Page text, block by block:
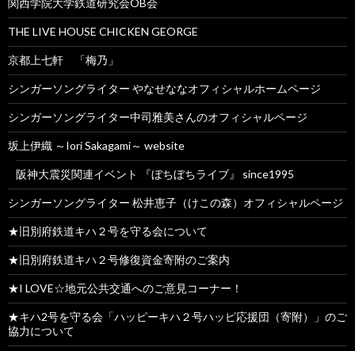
関西学院大学鉄道研究会OB会
THE LIVE HOUSE CHICKEN GEORGE
京都上七軒 「梅乃」
シンガーソングライター やなせななオフィシャルホームページ
シンガーソングライター中司雅美さんのオフィシャルページ
坂上伊織 ～Iori Sakagami～ website
阪神大震災関連イベント 『ぼちぼちライブ』 since1995
シンガーソングライター 松井恵子（けこの森）オフィシャルページ
★旧別府鉄道キハ２号を守る会について
★旧別府鉄道キハ２号修復資金寄附のご案内
★I LOVE☆地元公共交通へのご意見コーナー！
★キハ2号を守る会「ハッピーキハ２号ハッピ応援団（寄附）」のご
協力について